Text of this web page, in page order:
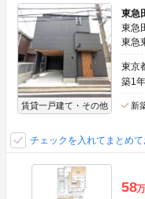
賃貸一戸建て・その他
東急
東急
東急
東京
築1
新
チェックを入れてまとめ
58